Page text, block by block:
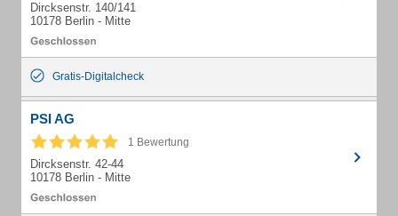
Dircksenstr. 140/141
10178 Berlin - Mitte
Gratis-Digitalcheck
PSI AG
1 Bewertung
Dircksenstr. 42-44
10178 Berlin - Mitte